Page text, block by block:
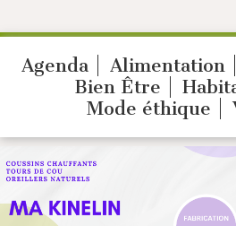
Agenda Alimentation
Bien Être
Mode éthique